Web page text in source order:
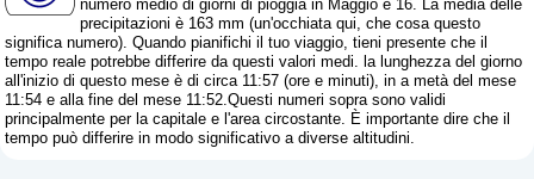
numero medio di giorni di pioggia in Maggio è 16. La media delle
precipitazioni è 163 mm (un'occhiata qui, che cosa questo
significa numero). Quando pianifichi il tuo viaggio, tieni presente che il
tempo reale potrebbe differire da questi valori medi. la lunghezza del giorno
all'inizio di questo mese è di circa 11:57 (ore e minuti), in a metà del mese
11:54 e alla fine del mese 11:52.Questi numeri sopra sono validi
principalmente per la capitale e l'area circostante. È importante dire che il
tempo può differire in modo significativo a diverse altitudini.